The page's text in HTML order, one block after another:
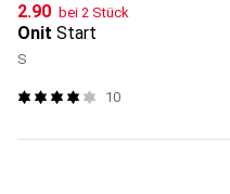
CHF
2.90 bei 2 Stück
Onit Start
S
10